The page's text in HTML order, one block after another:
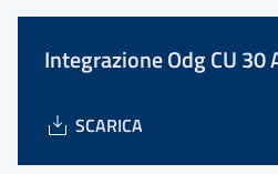
Integrazione Odg CU 30
SCARICA